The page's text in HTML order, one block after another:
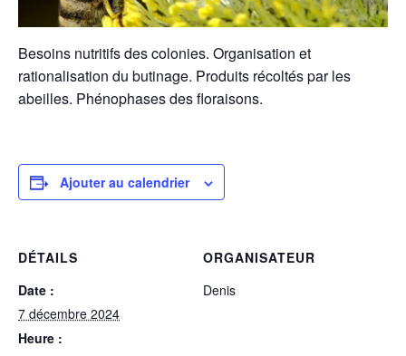
Besoins nutritifs des colonies. Organisation et
rationalisation du butinage. Produits récoltés par les
abeilles. Phénophases des floraisons.
Ajouter au calendrier
DÉTAILS
Date :
7 décembre 2024
Heure :
ORGANISATEUR
Denis